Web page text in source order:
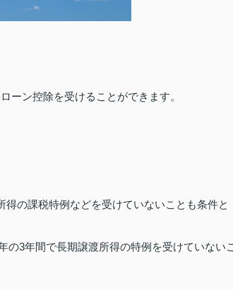
ーン控除を受けることができます。
得の課税特例などを受けていないことも条件と
の3年間で長期譲渡所得の特例を受けていない